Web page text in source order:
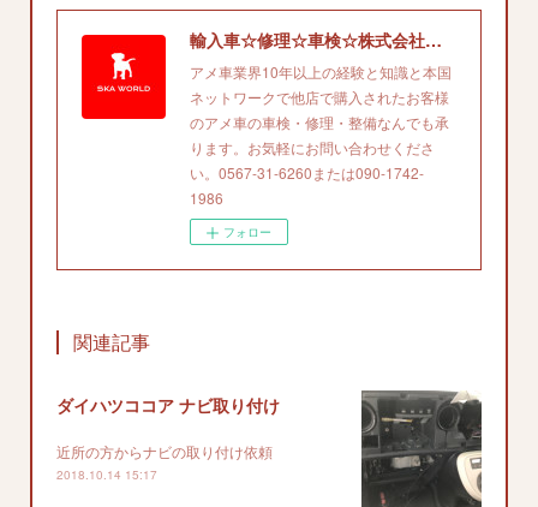
輸入車☆修理☆車検☆株式会社エスケイエイワールド'
アメ車業界10年以上の経験と知識と本国
ネットワークで他店で購入されたお客様
のアメ車の車検・修理・整備なんでも承
ります。お気軽にお問い合わせくださ
い。0567-31-6260または090-1742-
1986
フォロー
関連記事
ダイハツココア ナビ取り付け
近所の方からナビの取り付け依頼
2018.10.14 15:17